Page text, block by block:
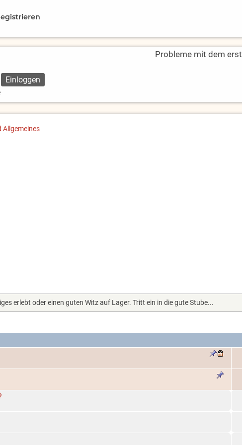
Probleme mit dem
Allgemeines
erlebt oder einen guten Witz auf Lager. Tritt ein in die gute Stube...